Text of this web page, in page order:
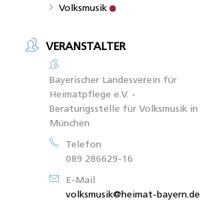
Volksmusik
VERANSTALTER
Bayerischer Landesverein für
Heimatpflege e.V. -
Beratungsstelle für Volksmusik in
München
Telefon
089 286629-16
E-Mail
volksmusik@heimat-bayern.de